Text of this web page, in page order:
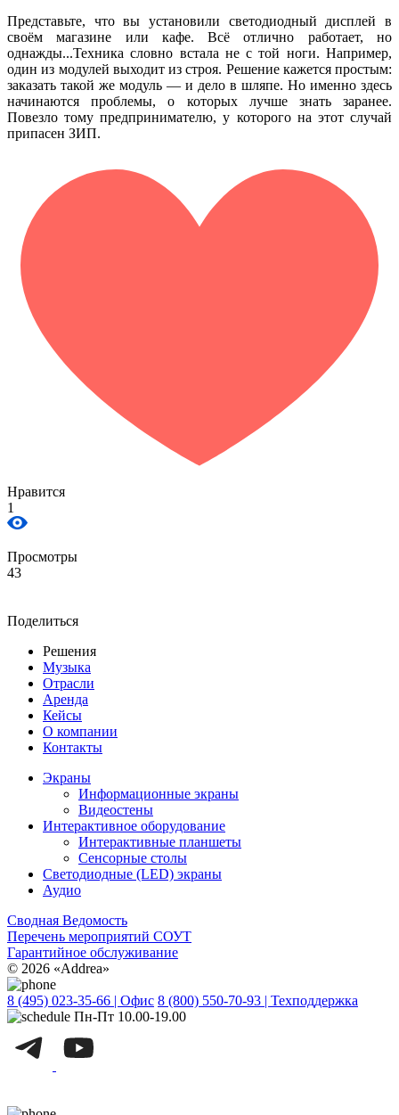
Представьте, что вы установили светодиодный дисплей в
своём магазине или кафе. Всё отлично работает, но
однажды...Техника словно встала не с той ноги. Например,
один из модулей выходит из строя. Решение кажется простым:
заказать такой же модуль — и дело в шляпе. Но именно здесь
начинаются проблемы, о которых лучше знать заранее.
Повезло тому предпринимателю, у которого на этот случай
припасен ЗИП.
Нравится
1
Просмотры
43
Поделиться
Решения
Музыка
Отрасли
Аренда
Кейсы
О компании
Контакты
Экраны
Информационные экраны
Видеостены
Интерактивное оборудование
Интерактивные планшеты
Сенсорные столы
Светодиодные (LED) экраны
Аудио
Сводная Ведомость
Перечень мероприятий СОУТ
Гарантийное обслуживание
© 2026 «Addrea»
8 (495) 023-35-66 | Офис 8 (800) 550-70-93 | Техподдержка
Пн-Пт 10.00-19.00